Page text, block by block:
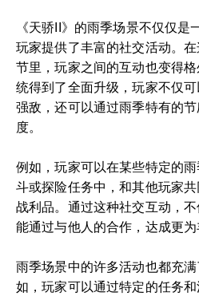
《天骄II》的雨季场景不仅仅是
玩家提供了丰富的社交活动。
节里，玩家之间的互动也变得
统得到了全面升级，玩家不仅
强敌，还可以通过雨季特有的
度。
例如，玩家可以在某些特定的
斗或探险任务中，和其他玩家
战利品。通过这种社交互动，
能通过与他人的合作，达成更为
雨季场景中的许多活动也都充
如，玩家可以通过特定的任务